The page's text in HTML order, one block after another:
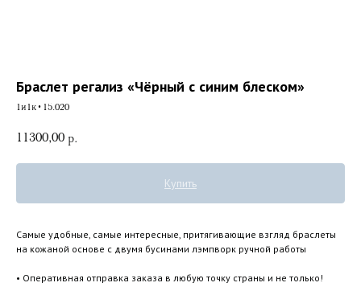
Браслет регализ «Чёрный с синим блеском»
1и1к•15.020
11300,00 р.
Купить
Самые удобные, самые интересные, притягивающие взгляд браслеты
на кожаной основе с двумя бусинами лэмпворк ручной работы
• Оперативная отправка заказа в любую точку страны и не только!